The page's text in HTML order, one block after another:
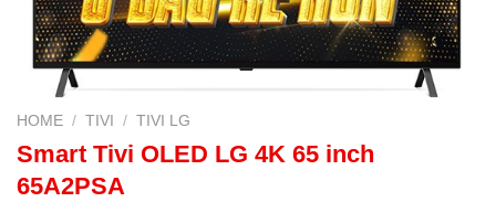
HOME / TIVI / TIVI LG
Smart Tivi OLED LG 4K 65 inch
65A2PSA